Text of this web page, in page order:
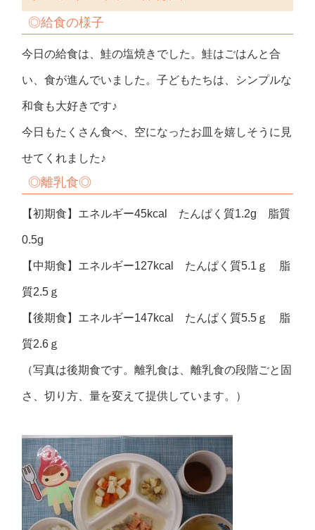
◎給食の様子
今日の給食は、鮭の塩焼きでした。鮭はごはんと合
い、食が進んでいました。子どもたちは、シンプルな
和食も大好きです♪
今日もたくさん食べ、空になったお皿を嬉しそうに見
せてくれました♪
◎離乳食◎
【初期食】エネルギー45kcal たんぱく質1.2g 脂質
0.5g
【中期食】エネルギー127kcal たんぱく質5.1ｇ 脂
質2.5ｇ
【後期食】エネルギー147kcal たんぱく質5.5ｇ 脂
質2.6ｇ
（写真は後期食です。離乳食は、離乳食の段階ごと固
さ、切り方、量を変えて提供しています。）